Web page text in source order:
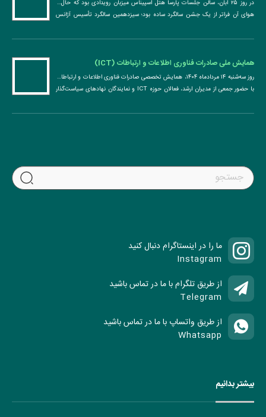
سیزدهمین سالروز تاسیس آژانس توسعه کسب و کار دیجیتال پیام آوا
هوای آن فراتر از یک جشن سالگرد ساده بود؛ سیزدهمین سالگرد تأسیس آژانس
همایش ملی صادرات فناوری اطلاعات و ارتباطات (ICT)
با حضور جمعی از مدیران ارشد، فعالان حوزه ICT و نمایندگان نهادهای سیاست‌گذار
Instagram
Telegram